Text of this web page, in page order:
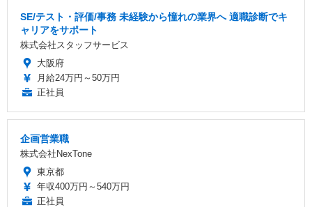
SE/テスト・評価/事務 未経験から憧れの業界へ 適職診断でキ
ャリアをサポート
株式会社スタッフサービス
大阪府
月給24万円～50万円
正社員
企画営業職
株式会社NexTone
東京都
年収400万円～540万円
正社員